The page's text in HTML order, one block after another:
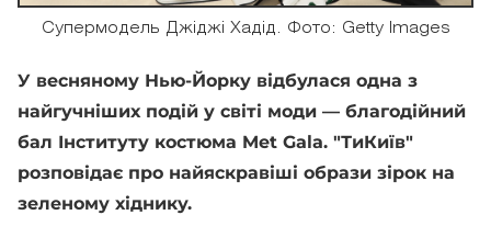
Супермодель Джіджі Хадід. Фото: Getty Images
У весняному Нью-Йорку відбулася одна з
найгучніших подій у світі моди — благодійний
бал Інституту костюма Met Gala. "ТиКиїв"
розповідає про найяскравіші образи зірок на
зеленому хіднику.